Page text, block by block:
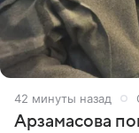
42 минуты назад
Арзамасова